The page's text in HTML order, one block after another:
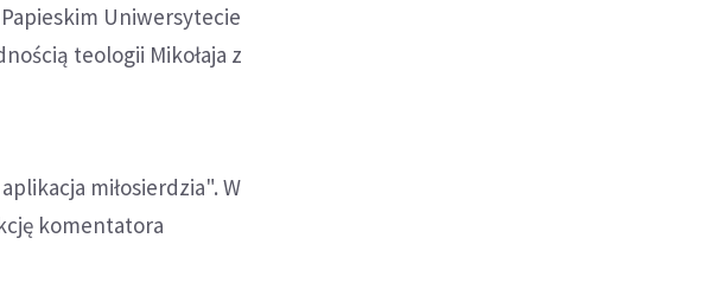
Uniwersytecie
teologii Mikołaja z
miłosierdzia". W
komentatora